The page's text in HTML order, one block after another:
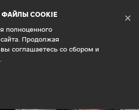
COOKIE
полноценного
Продолжая
вы соглашаетесь со сбором и
×
Техническое обслуживание